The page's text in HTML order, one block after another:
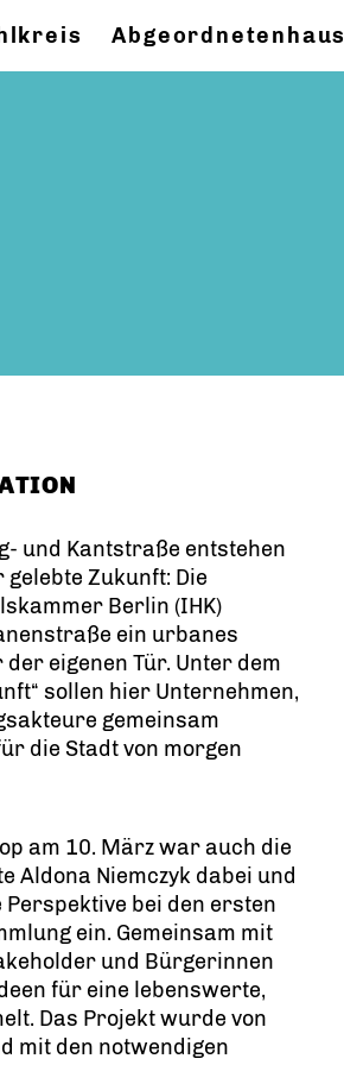
Abgeordnetenhaus
und Kantstraße entstehen
Zukunft: Die
Berlin (IHK)
ein urbanes
eigenen Tür. Unter dem
sollen hier Unternehmen,
gemeinsam
die Stadt von morgen
am 10. März war auch die
Aldona Niemczyk dabei und
bei den ersten
ein. Gemeinsam mit
und Bürgerinnen
für eine lebenswerte,
Das Projekt wurde von
mit den notwendigen